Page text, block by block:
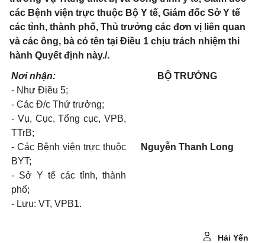
các Bệnh viện trực thuộc Bộ Y tế, Giám đốc Sở Y tế
các tỉnh, thành phố, Thủ trưởng các đơn vị liên quan
và các ông, bà có tên tại Điều 1 chịu trách nhiệm thi
hành Quyết định này./.
Nơi nhận:
- Như Điều 5;
- Các Đ/c Thứ trưởng;
- Vụ, Cục, Tổng cục, VPB,
TTrB;
- Các Bệnh viện trực thuộc
BYT;
- Sở Y tế các tỉnh, thành
phố;
- Lưu: VT, VPB1.
BỘ TRƯỞNG
Nguyễn Thanh Long
Hải Yến